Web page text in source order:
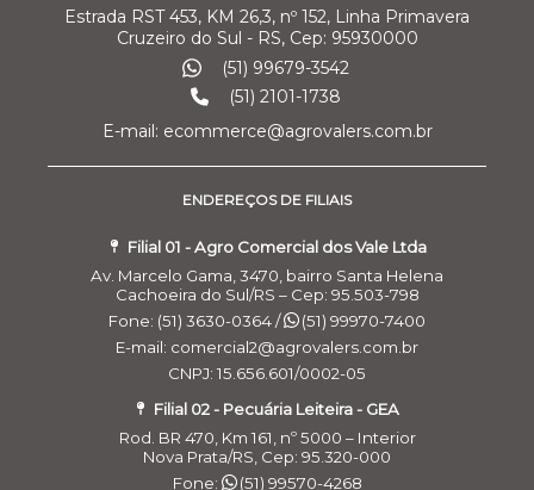
Estrada RST 453, KM 26,3, nº 152, Linha Primavera
Cruzeiro do Sul - RS, Cep: 95930000
(51) 99679-3542
(51) 2101-1738
E-mail: ecommerce@agrovalers.com.br
ENDEREÇOS DE FILIAIS
Filial 01 - Agro Comercial dos Vale Ltda
Av. Marcelo Gama, 3470, bairro Santa Helena
Cachoeira do Sul/RS – Cep: 95.503-798
Fone: (51) 3630-0364 /
(51) 99970-7400
E-mail: comercial2@agrovalers.com.br
CNPJ: 15.656.601/0002-05
Filial 02 - Pecuária Leiteira - GEA
Rod. BR 470, Km 161, nº 5000 – Interior
Nova Prata/RS, Cep: 95.320-000
Fone:
(51) 99570-4268